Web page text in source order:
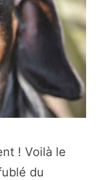
! Voilà le
du